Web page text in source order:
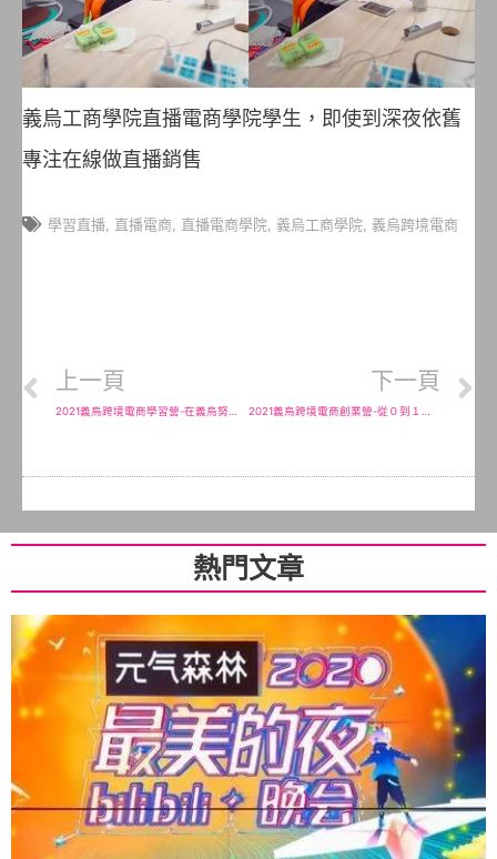
義烏工商學院直播電商學院學生，即使到深夜依舊
專注在線做直播銷售
學習直播 直播電商 直播電商學院 義烏工商學院 義烏跨境電商
上一頁 下一頁
熱門文章